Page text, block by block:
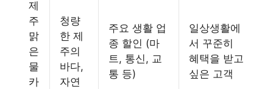
제
주
맑
은
물
카
청량
한 제
주의
바다,
자연
주요 생활 업
종 할인 (마
트, 통신, 교
통 등)
일상생활에
서 꾸준히
혜택을 받고
싶은 고객